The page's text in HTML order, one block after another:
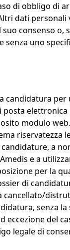
di obbligo di
dati personali
consenso o,
senza uno
candidatura per
posta
modulo
riservatezza
a
e a
per la
di
cancellato/
senza la
eccezione del
legale di